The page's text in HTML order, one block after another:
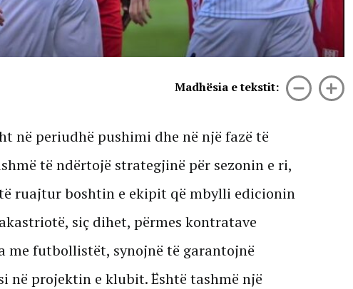
Madhësia e tekstit:
në periudhë pushimi dhe në një fazë të
të ndërtojë strategjinë për sezonin e ri,
ruajtur boshtin e ekipit që mbylli edicionin
siç dihet, përmes kontratave
me futbollistët, synojnë të garantojnë
në projektin e klubit. Është tashmë një
07 Gusht, 2026
Përmbytjet në Indinë verilindore
lënë gati 100 viktima, mijëra
banorë të zhvendosur
07 Gusht, 2026
paralajmërojnë protestë: Rruga e
re po na izolon!
07 Gusht, 2026
Përkujtohet Teodor Keko/ Gruaja
antologji me veprat e Dorit